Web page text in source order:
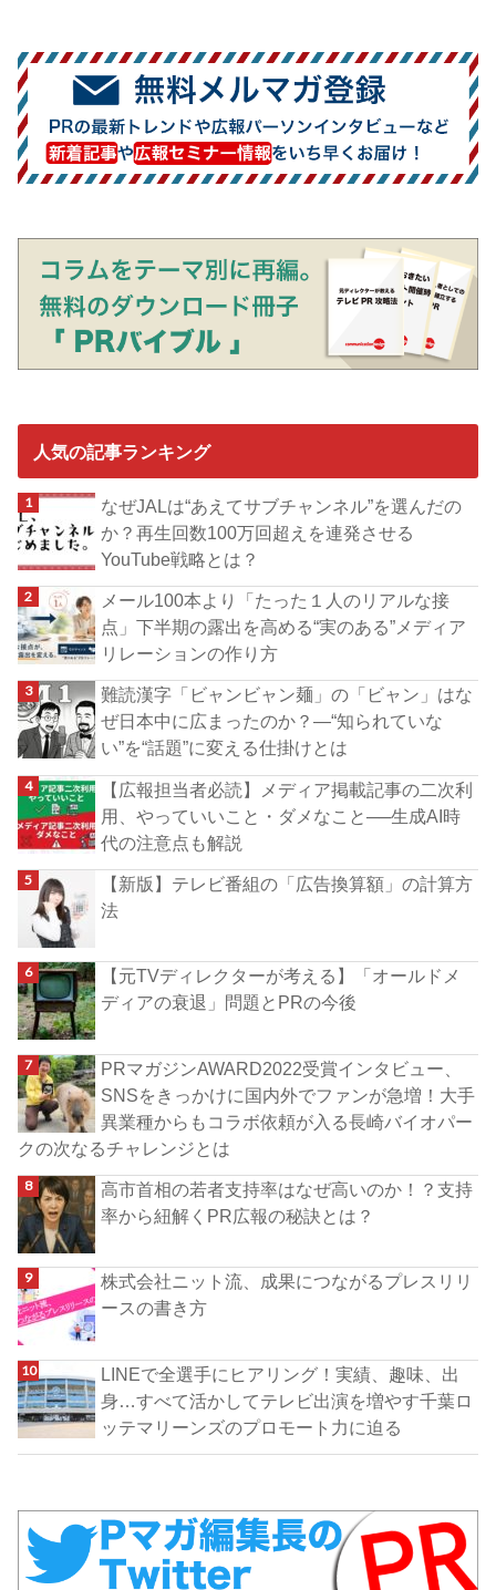
人気の記事ランキング
なぜJALは“あえてサブチャンネル”を選んだの
か？再生回数100万回超えを連発させる
YouTube戦略とは？
メール100本より「たった１人のリアルな接
点」下半期の露出を高める“実のある”メディア
リレーションの作り方
難読漢字「ビャンビャン麺」の「ビャン」はな
ぜ日本中に広まったのか？―“知られていな
い”を“話題”に変える仕掛けとは
【広報担当者必読】メディア掲載記事の二次利
用、やっていいこと・ダメなこと──生成AI時
代の注意点も解説
【新版】テレビ番組の「広告換算額」の計算方
法
【元TVディレクターが考える】「オールドメ
ディアの衰退」問題とPRの今後
PRマガジンAWARD2022受賞インタビュー、
SNSをきっかけに国内外でファンが急増！大手
異業種からもコラボ依頼が入る長崎バイオパー
クの次なるチャレンジとは
高市首相の若者支持率はなぜ高いのか！？支持
率から紐解くPR広報の秘訣とは？
株式会社ニット流、成果につながるプレスリリ
ースの書き方
LINEで全選手にヒアリング！実績、趣味、出
身…すべて活かしてテレビ出演を増やす千葉ロ
ッテマリーンズのプロモート力に迫る